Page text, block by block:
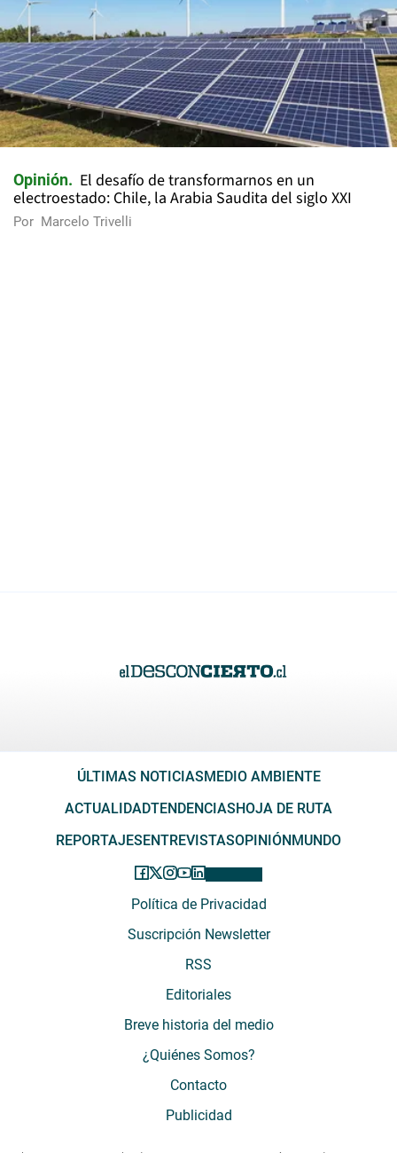
Opinión
El desafío de transformarnos en un
electroestado: Chile, la Arabia Saudita del siglo XXI
Por Marcelo Trivelli
ÚLTIMAS NOTICIASMEDIO AMBIENTE
ACTUALIDADTENDENCIASHOJA DE RUTA
REPORTAJESENTREVISTASOPINIÓNMUNDO
Política de Privacidad
Suscripción Newsletter
RSS
Editoriales
Breve historia del medio
¿Quiénes Somos?
Contacto
Publicidad